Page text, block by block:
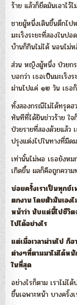
ร้าย แล้วก็ยึดมันเอาไว้
ชายผู้หนึ่งเดินขึ้นตึกไ
มะเร็งระยะที่สองในป
บ้านก็กินไม่ได้ นอนไม่
ส่วน หญิงผู้หนึ่ง ป่วยกร
บอกว่า เธอเป็นมะเร็ง
ผ่านไปแค่ ๑๒ วัน เธอ
ทั้งสองกรณีไม่ได้ทรุดฮว
ทันทีที่ได้ยินข่าวร้าย ใจ
ป่วยรายที่สองด้วยแล้ว
ปรุงแต่งไปในทางที่มืด
เท่านั้นไม่พอ เธอยังห
เกิดขึ้น ผลก็คือถูกควา
บ่อยครั้งเราเป็นทุกข์เ
ตกงานโดยตัวมันเอง
หน้าว่า นับแต่นี้ไปชีวิ
ไปได้อย่างไร
แต่เมื่อเวลาผ่านไป ก็
ต่างๆที่ตามมาไม่ได้ห
ในที่สุด
อย่างไรก็ตาม เราไม่ไ
ขึ้นเฉพาะหน้า บางครั้ง